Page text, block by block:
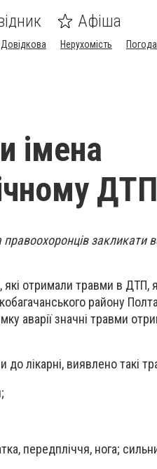
Афіша
Довідкова Нерухомість Погода
імена
ДТП
закликати
отримали травми в ДТП,
району
аварії значні травми
до лікарні, виявлено такі
передпліччя, нога;